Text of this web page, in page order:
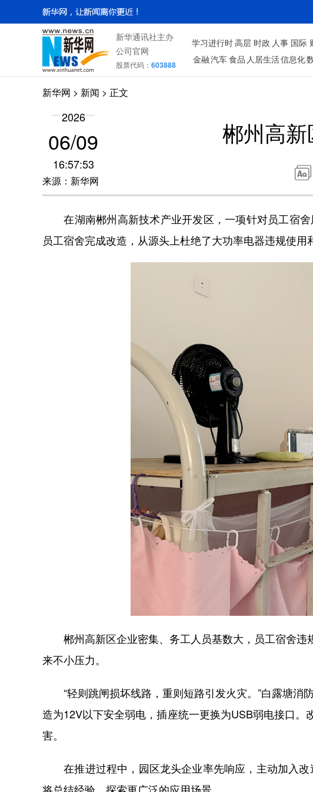
新华通讯社主办
公司官网
股票代码： 603888
学习进行时高层 时政 人事 国际
金融汽车食品 人居生活信息化
新华网 > 新闻 > 正文
2026
06/09
16:57:53
来源：新华网
郴州高
在湖南郴州高新技术产业开发区，一项针对员工宿舍
员工宿舍完成改造，从源头上杜绝了大功率电器违规使用
郴州高新区企业密集、务工人员基数大，员工宿舍违
来不小压力。
“轻则跳闸损坏线路，重则短路引发火灾。”白露塘消
造为12V以下安全弱电，插座统一更换为USB弱电接口
害。
在推进过程中，园区龙头企业率先响应，主动加入改